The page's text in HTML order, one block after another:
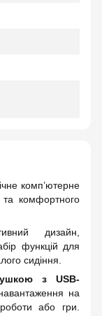
комп’ютерне
та комфортного
дизайн,
функцій для
сидіння.
з USB-
на
або гри.